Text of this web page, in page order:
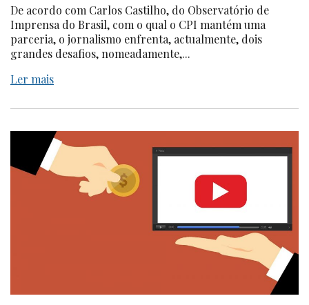
De acordo com Carlos Castilho, do Observatório de
Imprensa do Brasil, com o qual o CPI mantém uma
parceria, o jornalismo enfrenta, actualmente, dois
grandes desafios, nomeadamente,...
Ler mais